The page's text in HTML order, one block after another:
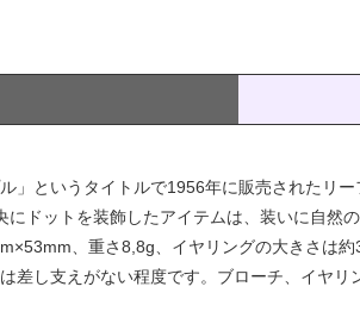
」というタイトルで1956年に販売されたリー
ドットを装飾したアイテムは、装いに自然
、重さ8,8g、イヤリングの大きさは
差し支えがない程度です。ブローチ、イヤリ